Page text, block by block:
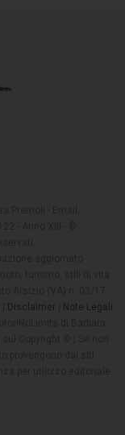
Disclaimer
Note Legali